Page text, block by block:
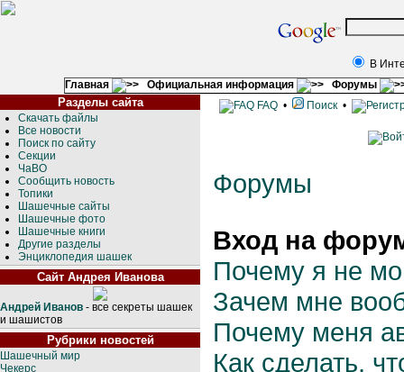
В
Главная
Официальная информация Форумы
Разделы сайта
Скачать файлы
Все новости
Поиск по сайту
Секции
ЧаВО
Сообщить новость
Топики
Шашечные сайты
Шашечные фото
Шашечные книги
Другие разделы
Энциклопедия шашек
Сайт Андрея Иванова
Андрей Иванов - все секреты шашек
и шашистов
Рубрики новостей
Шашечный мир
Чекерс
FAQ • Поиск •
Форумы
Вход на
Почему я не
Зачем мне
Почему меня
Как сделать,